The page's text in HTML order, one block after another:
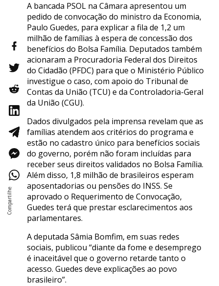
A bancada PSOL na Câmara apresentou um
pedido de convocação do ministro da Economia,
Paulo Guedes, para explicar a fila de 1,2 um
milhão de famílias à espera de concessão dos
benefícios do Bolsa Família. Deputados também
acionaram a Procuradoria Federal dos Direitos
do Cidadão (PFDC) para que o Ministério Público
investigue o caso, com apoio do Tribunal de
Contas da União (TCU) e da Controladoria-Geral
da União (CGU).
Dados divulgados pela imprensa revelam que as
famílias atendem aos critérios do programa e
estão no cadastro único para benefícios sociais
do governo, porém não foram incluídas para
receber seus direitos validados no Bolsa Família.
Além disso, 1,8 milhão de brasileiros esperam
aposentadorias ou pensões do INSS. Se
aprovado o Requerimento de Convocação,
Guedes terá que prestar esclarecimentos aos
parlamentares.
A deputada Sâmia Bomfim, em suas redes
sociais, publicou “diante da fome e desemprego
é inaceitável que o governo retarde tanto o
acesso. Guedes deve explicações ao povo
brasileiro”.